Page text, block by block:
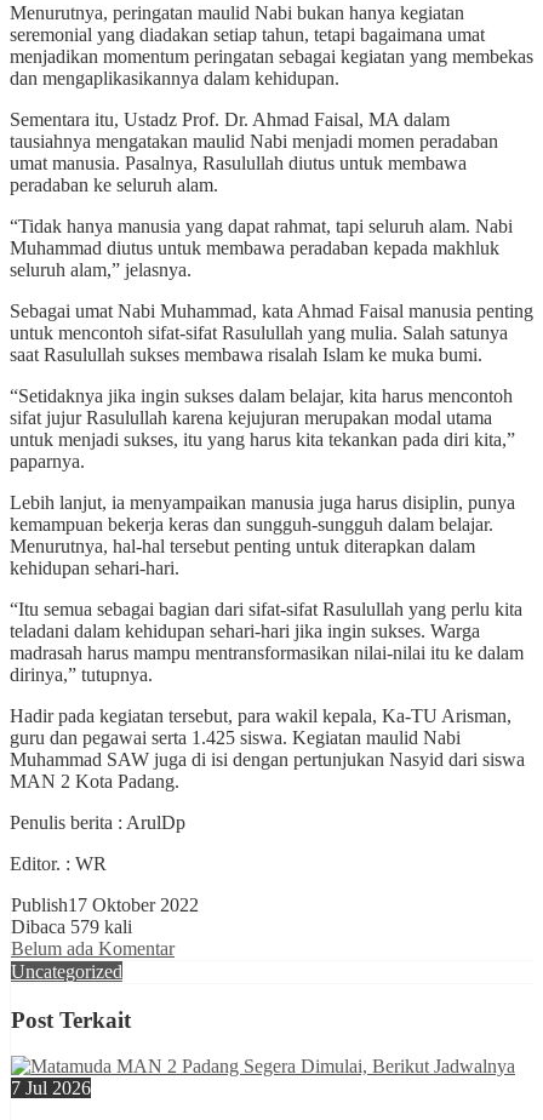
Menurutnya, peringatan maulid Nabi bukan hanya kegiatan
seremonial yang diadakan setiap tahun, tetapi bagaimana umat
menjadikan momentum peringatan sebagai kegiatan yang membekas
dan mengaplikasikannya dalam kehidupan.
Sementara itu, Ustadz Prof. Dr. Ahmad Faisal, MA dalam
tausiahnya mengatakan maulid Nabi menjadi momen peradaban
umat manusia. Pasalnya, Rasulullah diutus untuk membawa
peradaban ke seluruh alam.
“Tidak hanya manusia yang dapat rahmat, tapi seluruh alam. Nabi
Muhammad diutus untuk membawa peradaban kepada makhluk
seluruh alam,” jelasnya.
Sebagai umat Nabi Muhammad, kata Ahmad Faisal manusia penting
untuk mencontoh sifat-sifat Rasulullah yang mulia. Salah satunya
saat Rasulullah sukses membawa risalah Islam ke muka bumi.
“Setidaknya jika ingin sukses dalam belajar, kita harus mencontoh
sifat jujur Rasulullah karena kejujuran merupakan modal utama
untuk menjadi sukses, itu yang harus kita tekankan pada diri kita,”
paparnya.
Lebih lanjut, ia menyampaikan manusia juga harus disiplin, punya
kemampuan bekerja keras dan sungguh-sungguh dalam belajar.
Menurutnya, hal-hal tersebut penting untuk diterapkan dalam
kehidupan sehari-hari.
“Itu semua sebagai bagian dari sifat-sifat Rasulullah yang perlu kita
teladani dalam kehidupan sehari-hari jika ingin sukses. Warga
madrasah harus mampu mentransformasikan nilai-nilai itu ke dalam
dirinya,” tutupnya.
Hadir pada kegiatan tersebut, para wakil kepala, Ka-TU Arisman,
guru dan pegawai serta 1.425 siswa. Kegiatan maulid Nabi
Muhammad SAW juga di isi dengan pertunjukan Nasyid dari siswa
MAN 2 Kota Padang.
Penulis berita : ArulDp
Editor. : WR
Publish17 Oktober 2022
Dibaca 579 kali
Belum ada Komentar
Uncategorized
Post Terkait
7 Jul 2026